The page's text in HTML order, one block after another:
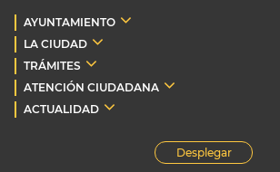
AYUNTAMIENTO
LA CIUDAD
TRÁMITES
ATENCIÓN CIUDADANA
ACTUALIDAD
Desplegar